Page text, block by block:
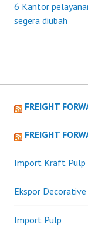
Post
6 Kantor
segera diubah
FREIGHT
FREIGHT
Import Kraft Pulp
Ekspor Decorative
Import Pulp